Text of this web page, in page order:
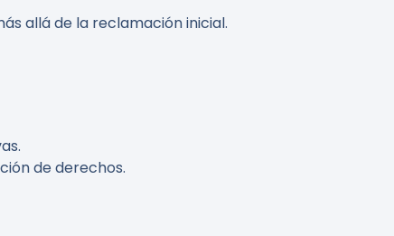
allá de la reclamación inicial.
de derechos.